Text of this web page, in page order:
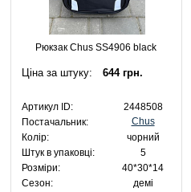
Рюкзак Chus SS4906 black
Ціна за штуку: 644 грн.
Артикул ID:
2448508
Постачальник:
Chus
Колір:
чорний
Штук в упаковці:
5
Розміри:
40*30*14
Сезон:
демі